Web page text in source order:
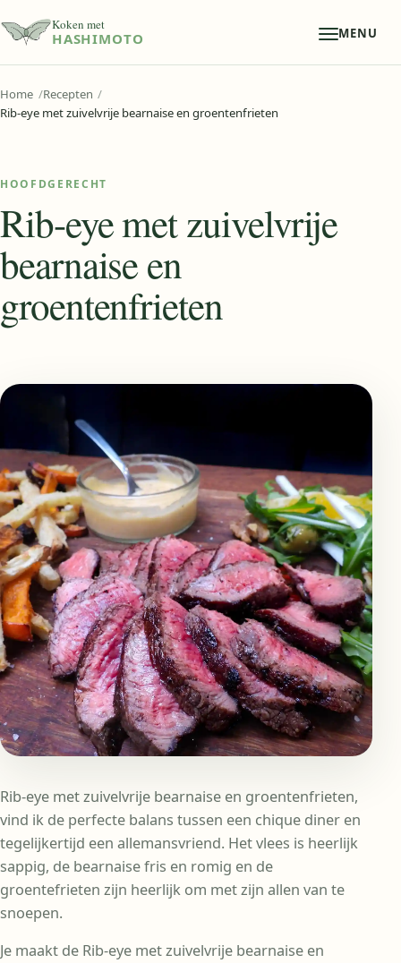
Koken met
HASHIMOTO MENU
Home Recepten
Rib-eye met zuivelvrije bearnaise en groentenfrieten
HOOFDGERECHT
Rib-eye met zuivelvrije
bearnaise en
groentenfrieten
Rib-eye met zuivelvrije bearnaise en groentenfrieten,
vind ik de perfecte balans tussen een chique diner en
tegelijkertijd een allemansvriend. Het vlees is heerlijk
sappig, de bearnaise fris en romig en de
groentefrieten zijn heerlijk om met zijn allen van te
snoepen.
Je maakt de Rib-eye met zuivelvrije bearnaise en